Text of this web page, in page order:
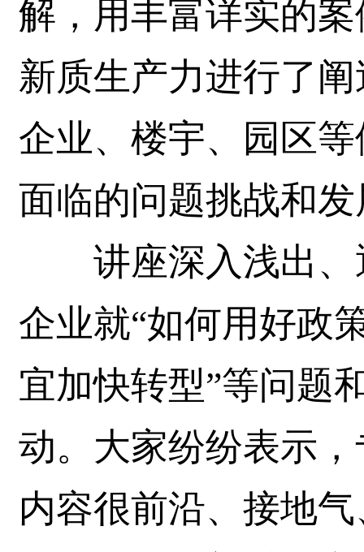
解，用丰富详实的
新质生产力进行了
企业、楼宇、园区
面临的问题挑战和
讲座深入浅出、
企业就“如何用好政
宜加快转型”等问题
动。大家纷纷表示
内容很前沿、接地